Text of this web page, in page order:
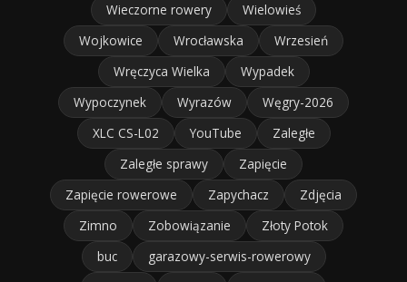
Wieczorne rowery
Wielowieś
Wojkowice
Wrocławska
Wrzesień
Wręczyca Wielka
Wypadek
Wypoczynek
Wyrazów
Węgry-2026
XLC CS-L02
YouTube
Zaległe
Zaległe sprawy
Zapięcie
Zapięcie rowerowe
Zapychacz
Zdjęcia
Zimno
Zobowiązanie
Złoty Potok
buc
garazowy-serwis-rowerowy